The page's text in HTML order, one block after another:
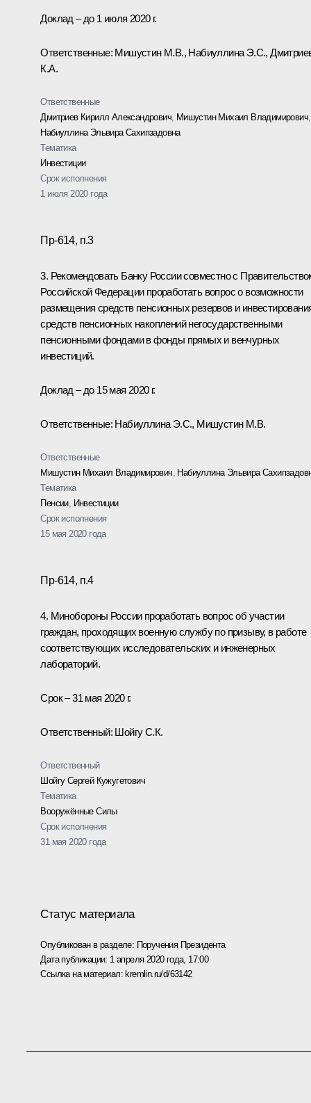
Доклад – до 1 июля 2020 г.
Ответственные: Мишустин М.В., Набиуллина Э.С.,
К.А.
Ответственные
Дмитриев Кирилл Александрович Мишустин Михаил Владимирович
Набиуллина Эльвира Сахипзадовна
Тематика
Инвестиции
Срок исполнения
1 июля 2020 года
Пр-614, п.3
3. Рекомендовать Банку России совместно с
Российской Федерации проработать вопрос о возможности
размещения средств пенсионных резервов и
средств пенсионных накоплений негосударственными
пенсионными фондами в фонды прямых и венчурных
инвестиций.
Доклад – до 15 мая 2020 г.
Ответственные: Набиуллина Э.С., Мишустин М.В.
Ответственные
Мишустин Михаил Владимирович Набиуллина Эльвира
Тематика
Пенсии, Инвестиции
Срок исполнения
15 мая 2020 года
Пр-614, п.4
4. Минобороны России проработать вопрос об участии
граждан, проходящих военную службу по призыву, в работе
соответствующих исследовательских и инженерных
лабораторий.
Срок – 31 мая 2020 г.
Ответственный: Шойгу С.К.
Ответственный
Шойгу Сергей Кужугетович
Тематика
Вооружённые Силы
Срок исполнения
31 мая 2020 года
Статус материала
Опубликован в разделе: Поручения Президента
Дата публикации: 1 апреля 2020 года, 17:00
Ссылка на материал: kremlin.ru/d/63142